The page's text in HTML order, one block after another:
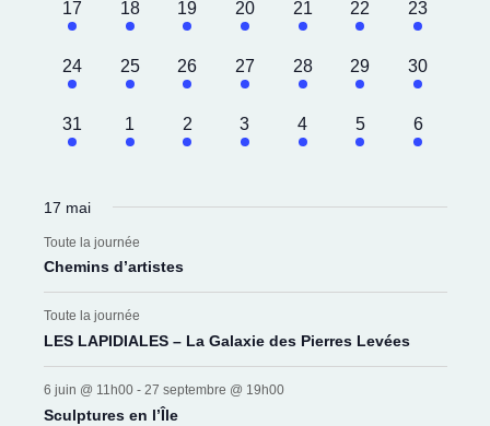
5
évènements,
17
5
évènements,
18
5
évènements,
19
5
évènements,
20
5
évènements,
21
5
évènements,
22
5
23
5
évènements,
24
5
évènements,
25
5
évènements,
26
5
évènements,
27
5
évènements,
28
5
évènements,
29
5
30
5
évènements,
31
5
évènements,
1
5
évènements,
2
5
évènements,
3
5
évènements,
4
5
évènements,
5
5
6
17 mai
Toute la journée
Chemins d’artistes
Toute la journée
LES LAPIDIALES – La Galaxie des Pierres Levées
6 juin @ 11h00- 27 septembre @ 19h00
Sculptures en l’Île